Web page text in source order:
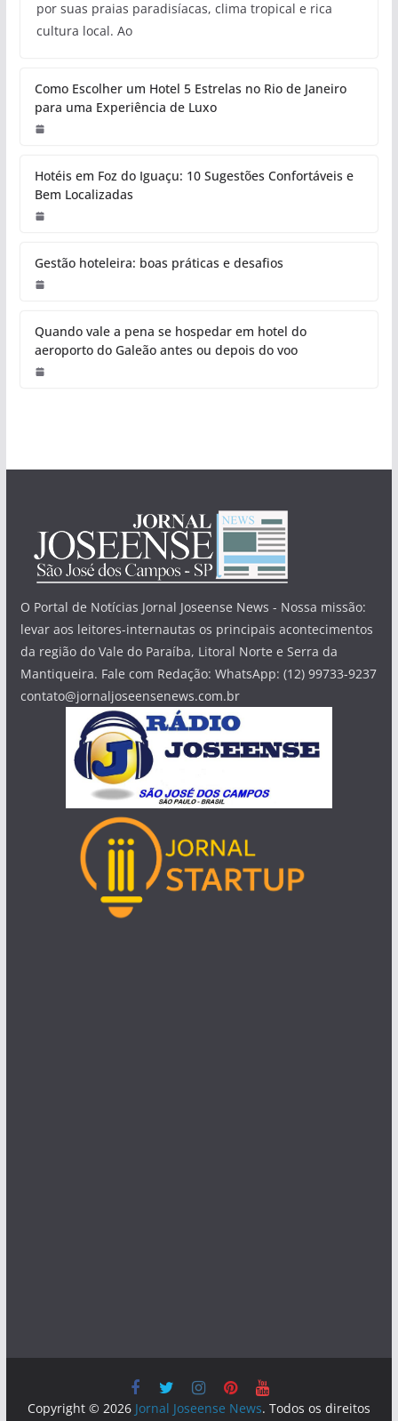
por suas praias paradisíacas, clima tropical e rica
cultura local. Ao
Como Escolher um Hotel 5 Estrelas no Rio de Janeiro
para uma Experiência de Luxo
Hotéis em Foz do Iguaçu: 10 Sugestões Confortáveis e
Bem Localizadas
Gestão hoteleira: boas práticas e desafios
Quando vale a pena se hospedar em hotel do
aeroporto do Galeão antes ou depois do voo
O Portal de Notícias Jornal Joseense News - Nossa missão:
levar aos leitores-internautas os principais acontecimentos
da região do Vale do Paraíba, Litoral Norte e Serra da
Mantiqueira. Fale com Redação: WhatsApp: (12) 99733-9237
contato@jornaljoseensenews.com.br
Copyright © 2026 Jornal Joseense News. Todos os direitos